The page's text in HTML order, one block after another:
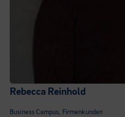
Rebecca Reinhold
Business Campus, Firmenkunden